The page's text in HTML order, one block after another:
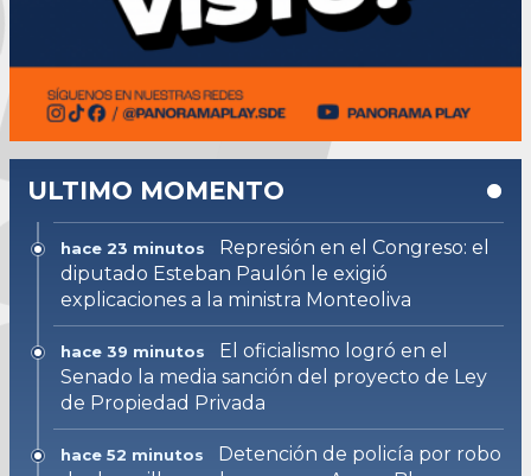
ULTIMO MOMENTO
hace 23 minutos
Represión en el Congreso: el
diputado Esteban Paulón le exigió
explicaciones a la ministra Monteoliva
hace 39 minutos
El oficialismo logró en el
Senado la media sanción del proyecto de Ley
de Propiedad Privada
hace 52 minutos
Detención de policía por robo